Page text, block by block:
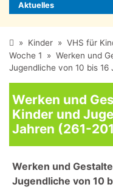
Aktuelles
» Kinder » VHS für
Woche 1 » Werken und
Jugendliche von 10 bis 16
Werken und
Kinder und
Jahren (261-
Werken und
Jugendliche von 10